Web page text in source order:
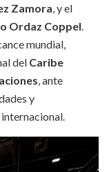
Zamora, y el
Ordaz Coppel.
mundial,
del Caribe
, ante
y